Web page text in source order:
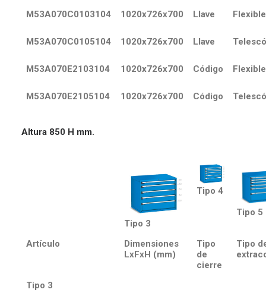
M53A070C0103104
1020x726x700 Llave Flexible
M53A070C0105104 1020x726x700 Llave
M53A070E2103104 1020x726x700 Código Flexible
M53A070E2105104 1020x726x700 Código
Altura 850 H mm.
Tipo 3
Tipo 4
Tipo 5
Artículo
Dimensiones
LxFxH (mm)
Tipo
de
cierre
Tipo
Tipo 3